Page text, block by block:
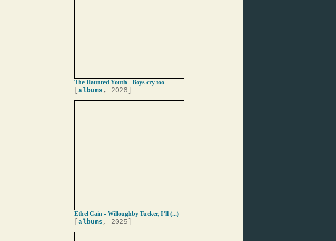
The Haunted Youth - Boys cry too
albums , 2026]
Ethel Cain - Willoughby Tucker, I’ll (...)
albums , 2025]